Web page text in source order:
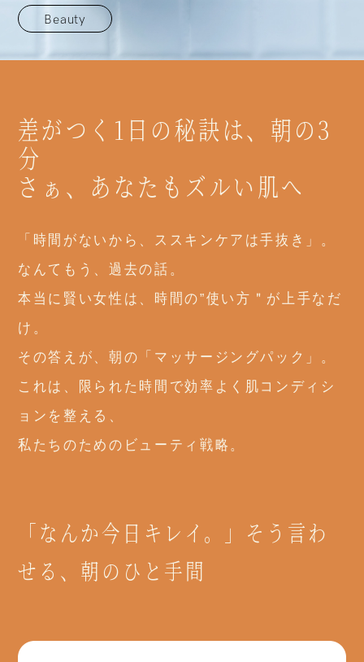
Beauty
差がつく1日の秘訣は、朝の3
分
さぁ、あなたもズルい肌へ
「時間がないから、ススキンケアは手抜き」。
なんてもう、過去の話。
本当に賢い女性は、時間の”使い方＂が上手なだ
け。
その答えが、朝の「マッサージングパック」。
これは、限られた時間で効率よく肌コンディシ
ョンを整える、
私たちのためのビューティ戦略。
「なんか今日キレイ。」そう言わ
せる、朝のひと手間